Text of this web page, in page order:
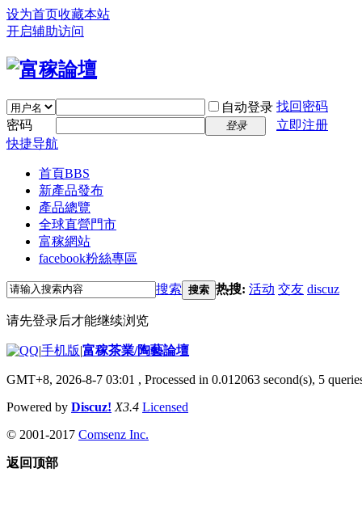
设为首页收藏本站
开启辅助访问
自动登录 找回密码
密码
登录
立即注册
快捷导航
首頁BBS
新產品發布
產品總覽
全球直營門市
富稼網站
facebook粉絲專區
搜索 搜索 热搜: 活动 交友 discuz
请先登录后才能继续浏览
|手机版|富稼茶業/陶藝論壇
GMT+8, 2026-8-7 03:01 , Processed in 0.012063 second(s), 5
Powered by Discuz! X3.4 Licensed
© 2001-2017 Comsenz Inc.
返回顶部